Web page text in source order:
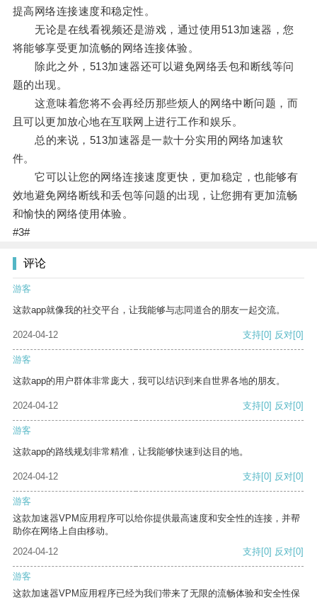
提高网络连接速度和稳定性。
无论是在线看视频还是游戏，通过使用513加速器，您
将能够享受更加流畅的网络连接体验。
除此之外，513加速器还可以避免网络丢包和断线等问
题的出现。
这意味着您将不会再经历那些烦人的网络中断问题，而
且可以更加放心地在互联网上进行工作和娱乐。
总的来说，513加速器是一款十分实用的网络加速软
件。
它可以让您的网络连接速度更快，更加稳定，也能够有
效地避免网络断线和丢包等问题的出现，让您拥有更加流畅
和愉快的网络使用体验。
#3#
评论
游客
这款app就像我的社交平台，让我能够与志同道合的朋友一起交流。
2024-04-12 支持[0] 反对[0]
游客
这款app的用户群体非常庞大，我可以结识到来自世界各地的朋友。
2024-04-12 支持[0] 反对[0]
游客
这款app的路线规划非常精准，让我能够快速到达目的地。
2024-04-12 支持[0] 反对[0]
游客
这款加速器VPM应用程序可以给你提供最高速度和安全性的连接，并帮
助你在网络上自由移动。
2024-04-12
支持[0] 反对[0]
游客
这款加速器VPM应用程序已经为我们带来了无限的流畅体验和安全性保